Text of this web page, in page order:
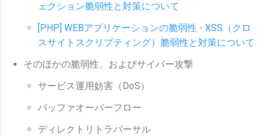
ェクション脆弱性と対策について
[PHP] WEBアプリケーションの脆弱性 - XSS（クロ
スサイトスクリプティング）脆弱性と対策について
そのほかの脆弱性、およびサイバー攻撃
サービス運用妨害（DoS）
バッファオーバーフロー
ディレクトリトラバーサル